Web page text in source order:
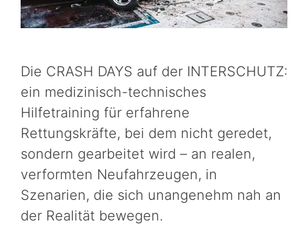
Die CRASH DAYS auf der INTERSCHUTZ:
ein medizinisch-technisches
Hilfetraining für erfahrene
Rettungskräfte, bei dem nicht geredet,
sondern gearbeitet wird – an realen,
verformten Neufahrzeugen, in
Szenarien, die sich unangenehm nah an
der Realität bewegen.